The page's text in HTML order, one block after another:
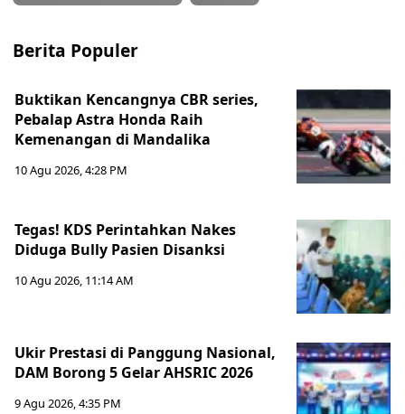
Berita Populer
Buktikan Kencangnya CBR series,
Pebalap Astra Honda Raih
Kemenangan di Mandalika
10 Agu 2026, 4:28 PM
Tegas! KDS Perintahkan Nakes
Diduga Bully Pasien Disanksi
10 Agu 2026, 11:14 AM
Ukir Prestasi di Panggung Nasional,
DAM Borong 5 Gelar AHSRIC 2026
9 Agu 2026, 4:35 PM